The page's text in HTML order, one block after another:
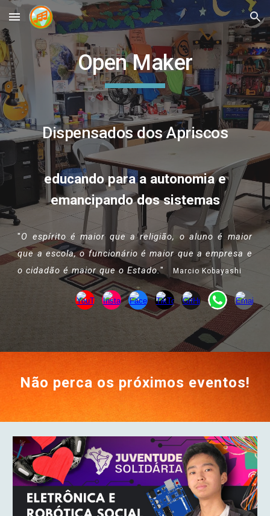
Skip to main content Skip to navigation
Open Maker
Dispensados dos Apriscos
educando para a autonomia e
emancipando dos sistemas
"O espírito é maior que a religião, o alunoé maior
que a escola, o funcionário é maior que a empresa e
o cidadão é maior que o Estado."Marcio Kobayashi
Não perca os próximos eventos!